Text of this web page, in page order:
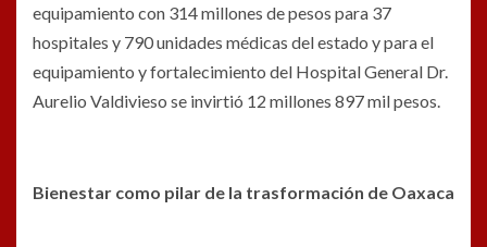
equipamiento con 314 millones de pesos para 37
hospitales y 790 unidades médicas del estado y para el
equipamiento y fortalecimiento del Hospital General Dr.
Aurelio Valdivieso se invirtió 12 millones 897 mil pesos.
Bienestar como pilar de la trasformación de Oaxaca